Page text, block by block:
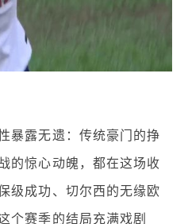
暴露无遗：传统豪门的挣
的惊心动魄，都在这场收
级成功、切尔西的无缘欧
个赛季的结局充满戏剧